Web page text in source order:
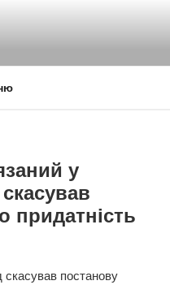
у
придатність
скасував постанову